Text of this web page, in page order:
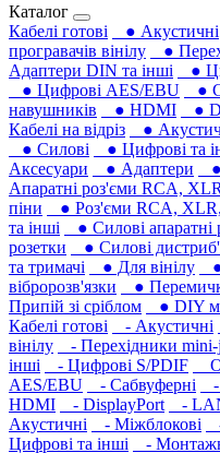
Каталог
Кабелі готові
● Акустичні
програвачів вінілу
●
Адаптери DIN та інші
●
● Цифрові AES/EBU
●
навушників‎
● HDMI ●
Кабелі на відріз
●
● Силові
● Цифрові та
Аксесуари
● Адаптери ●
Апаратні роз'єми RCA, XLR
піни
● Роз'єми RCA,
та інші
● Силові апаратні
розетки
● Силові
та тримачі
● Для вінілу
вібророзв'язки
●
Припій зі сріблом
● DIY
Кабелі готові
- Акустичні
вінілу
- Перехідники
інші
- Цифрові S/PDIF
AES/EBU
- Сабвуферні -
HDMI
- DisplayPort -
Акустичні
- Міжблокові
Цифрові та інші
-